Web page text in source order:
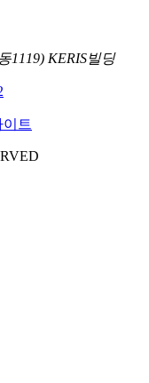
1119) KERIS빌딩